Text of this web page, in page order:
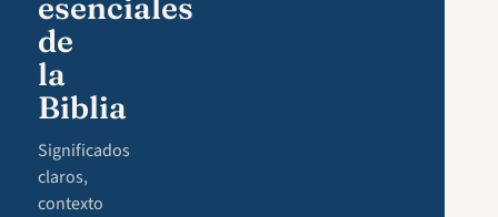
esenciales
de
la
Biblia
Significados
claros,
contexto